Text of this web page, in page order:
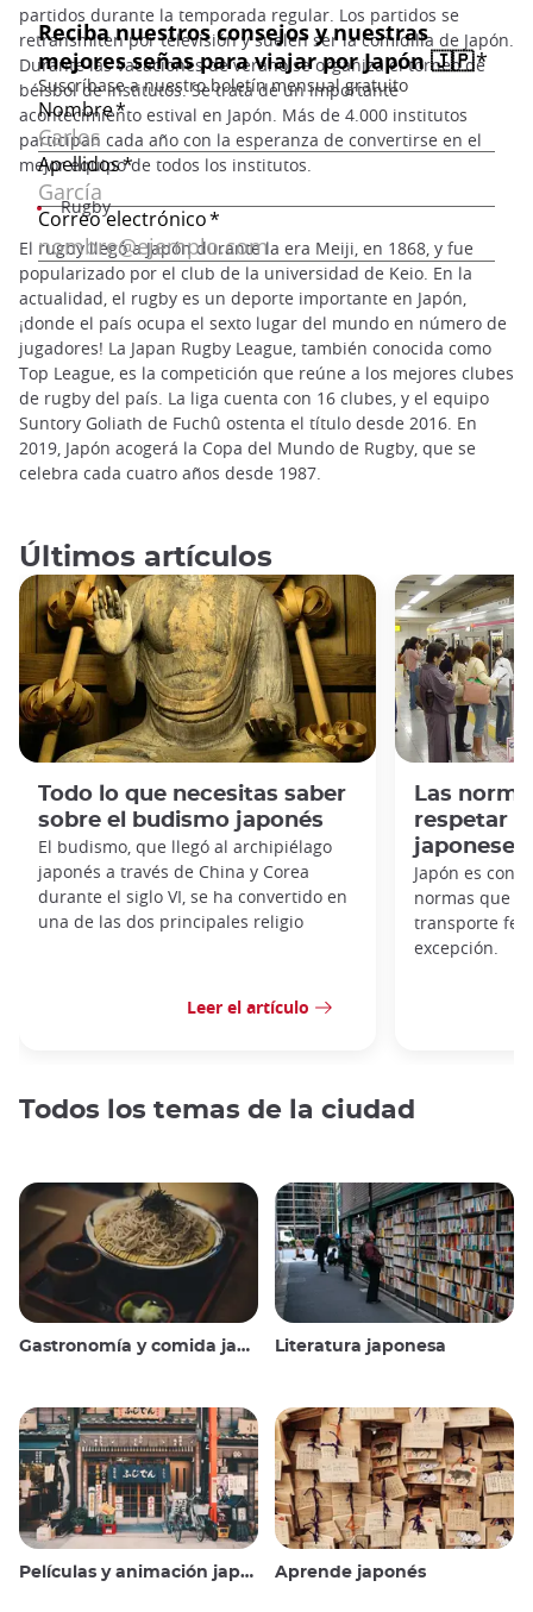
partidos durante la temporada regular. Los partidos se
retransmiten por televisión y suelen ser la comidilla de Japón.
Durante las vacaciones de verano se organiza el torneo de
béisbol de institutos. Se trata de un importante
acontecimiento estival en Japón. Más de 4.000 institutos
participan cada año con la esperanza de convertirse en el
mejor equipo de todos los institutos.
Rugby
El rugby llegó a Japón durante la era Meiji, en 1868, y fue
popularizado por el club de la universidad de Keio. En la
actualidad, el rugby es un deporte importante en Japón,
¡donde el país ocupa el sexto lugar del mundo en número de
jugadores! La Japan Rugby League, también conocida como
Top League, es la competición que reúne a los mejores clubes
de rugby del país. La liga cuenta con 16 clubes, y el equipo
Suntory Goliath de Fuchû ostenta el título desde 2016. En
2019, Japón acogerá la Copa del Mundo de Rugby, que se
celebra cada cuatro años desde 1987.
Últimos artículos
Todo lo que necesitas saber
sobre el budismo japonés
El budismo, que llegó al archipiélago
japonés a través de China y Corea
durante el siglo VI, se ha convertido en
una de las dos principales religio
Leer el artículo
Las
respetar
japoneses
Japón es
normas que
transporte
excepción.
Todos los temas de la ciudad
Gastronomía y comida japonesas Literatura japonesa
Películas y animación japonesas Aprende japonés